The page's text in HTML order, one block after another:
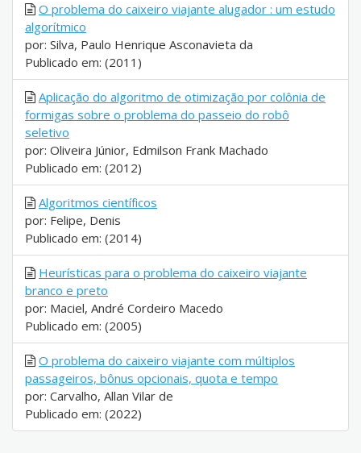
O problema do caixeiro viajante alugador : um estudo
algorítmico
por: Silva, Paulo Henrique Asconavieta da
Publicado em: (2011)
Aplicação do algoritmo de otimização por colônia de
formigas sobre o problema do passeio do robô
seletivo
por: Oliveira Júnior, Edmilson Frank Machado
Publicado em: (2012)
Algoritmos científicos
por: Felipe, Denis
Publicado em: (2014)
Heurísticas para o problema do caixeiro viajante
branco e preto
por: Maciel, André Cordeiro Macedo
Publicado em: (2005)
O problema do caixeiro viajante com múltiplos
passageiros, bônus opcionais, quota e tempo
por: Carvalho, Allan Vilar de
Publicado em: (2022)